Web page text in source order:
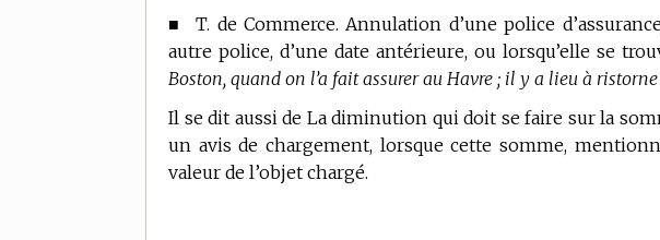
■T. de Commerce. Annulation d’une police
autre police, d’une date antérieure, ou lorsqu’elle se
Boston, quand on l’a fait assurer au Havre ; il y a lieu à
Il se dit aussi de La diminution qui doit se faire sur la
un avis de chargement, lorsque cette somme,
valeur de l’objet chargé.